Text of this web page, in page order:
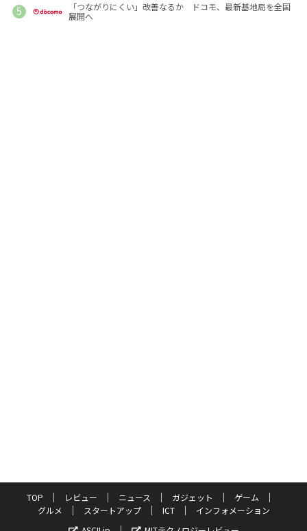
「つながりにくい」改善なるか ドコモ、最新基地局を全国
展開へ
TOP レビュー ニュース ガジェット
ゲーム
グルメ
スタートアップ ICT
インフォメーション